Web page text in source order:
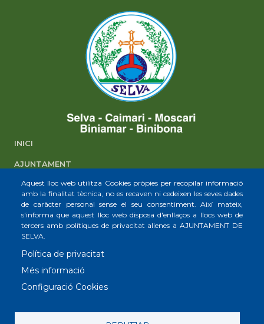
Aquest lloc web utilitza Cookies pròpies per recopilar informació
amb la finalitat tècnica, no es recaven ni cedeixen les seves dades
de caràcter personal sense el seu consentiment. Així mateix,
s'informa que aquest lloc web disposa d'enllaços a llocs web de
tercers amb polítiques de privacitat alienes a AJUNTAMENT DE
SELVA.
Política de privacitat
Més informació
Configuració Cookies
INICI
AJUNTAMENT
SELVA
CAIMARI
MOSCARI
BINIBONA
© Ajuntament de Selva. Plaça Major, 1